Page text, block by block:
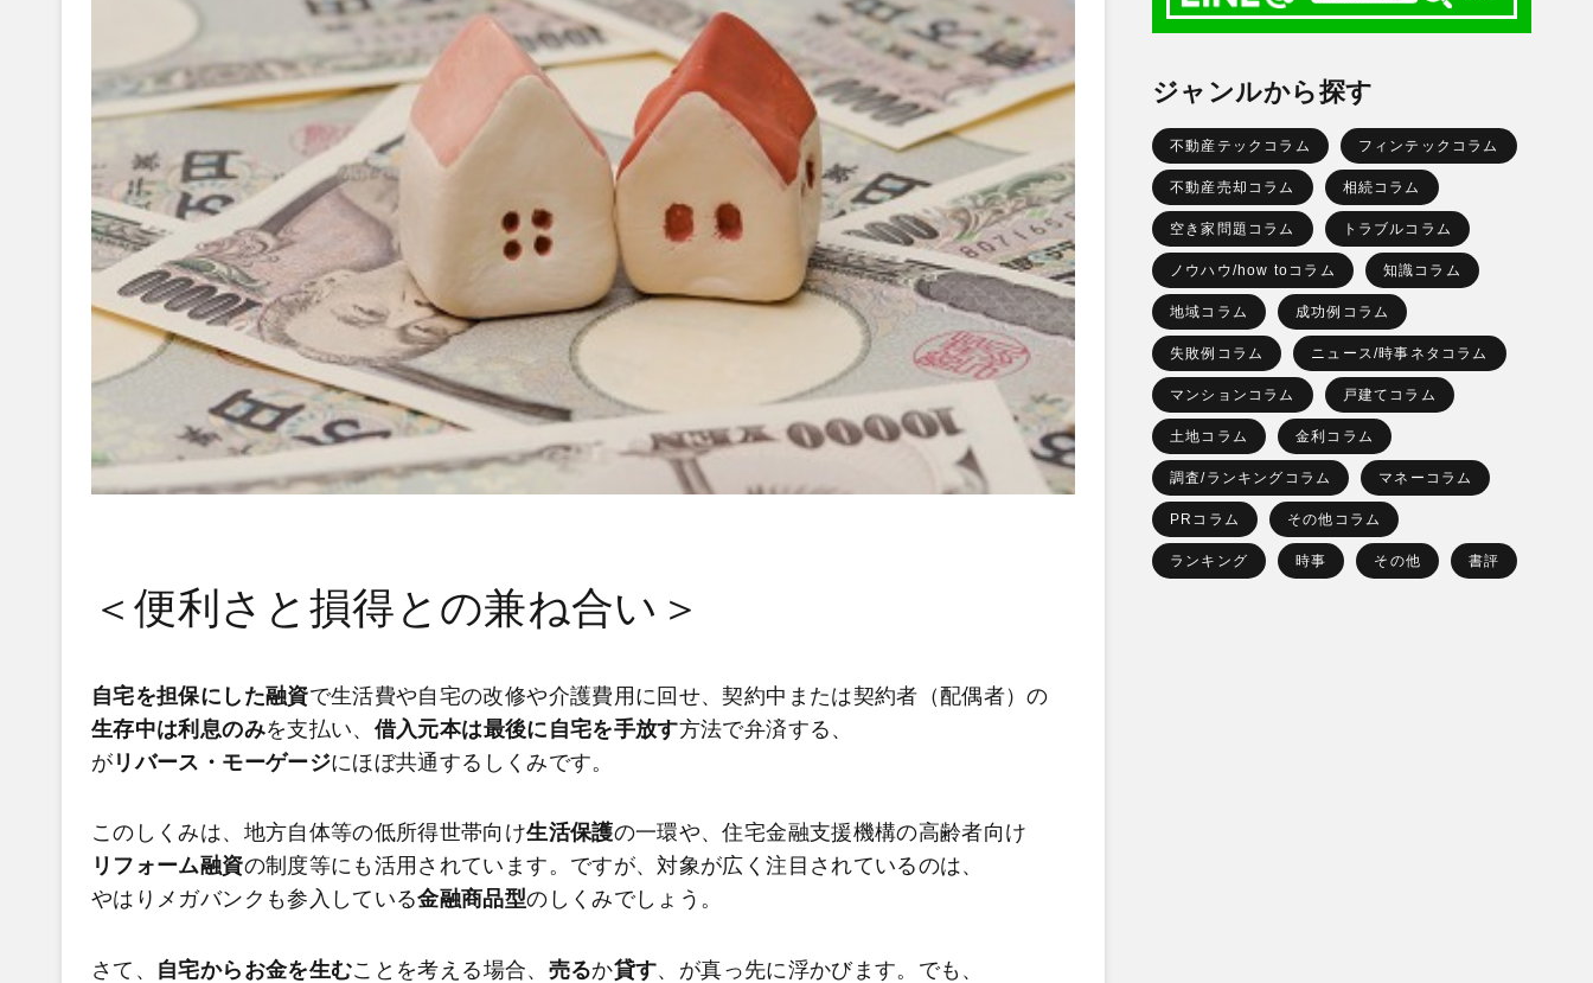
＜便利さと損得との兼ね合い＞
自宅を担保にした融資で生活費や自宅の改修や介護費用に回せ、契約中または契約者（配偶者）の
生存中は利息のみを支払い、 借入元本は最後に自宅を手放す方法で弁済する、
が リバース・モーゲージにほぼ共通するしくみです。
このしくみは、地方自体等の低所得世帯向け生活保護の一環や、住宅金融支援機構の高齢者向け
リフォーム融資の制度等にも活用されています。ですが、対象が広く注目されているのは、
やはりメガバンクも参入している金融商品型のしくみでしょう。
さて、 自宅からお金を生むことを考える場合、 売るか貸す、が真っ先に浮かびます。でも、
ジャンルから探す
不動産テックコラム フィンテックコラム
不動産売却コラム 相続コラム
空き家問題コラム トラブルコラム
ノウハウ/how toコラム 知識コラム
地域コラム 成功例コラム
失敗例コラム ニュース/時事ネタコラム
マンションコラム 戸建てコラム
土地コラム 金利コラム
調査/ランキングコラム マネーコラム
PRコラム その他コラム
ランキング 時事 その他 書評